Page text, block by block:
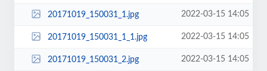
20171019_150031_1.jpg 2022-03-15 14:05
20171019_150031_1_1.jpg 2022-03-15 14:05
20171019_150031_2.jpg 2022-03-15 14:05